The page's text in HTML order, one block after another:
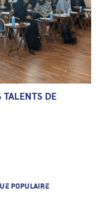
TALENTS DE
POPULAIRE